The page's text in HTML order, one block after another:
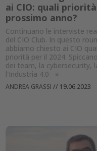
ai CIO: quali
prossimo anno?
Continuano le interviste
del CIO Club. In questo
abbiamo chiesto ai CIO
priorità per il 2024.
dei team, la cybersecurity,
l'Industria 4.0
»
ANDREA GRASSI // 19.06.2023